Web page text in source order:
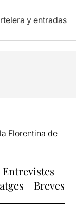
y entradas
Florentina de
Entrevistes
Breves